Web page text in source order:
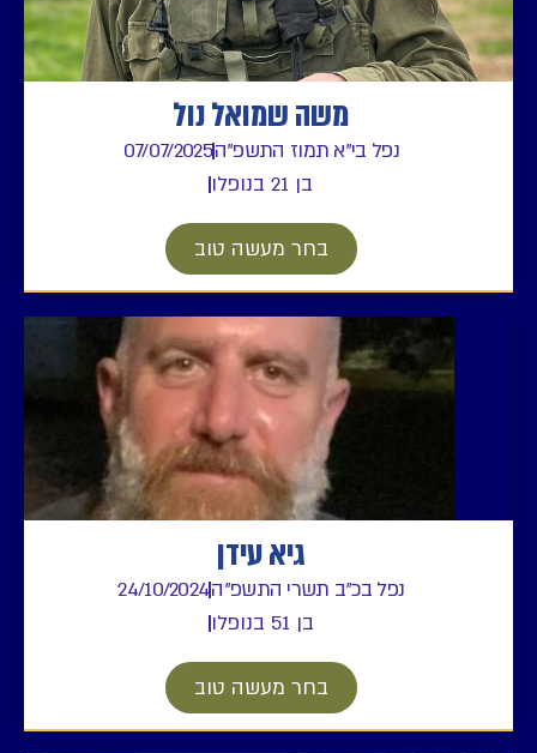
משה שמואל נול
נפל בי"א תמוז התשפ"ה 07/07/2025
בחר מעשה טוב
גיא עידן
נפל בכ"ב תשרי התשפ"ה 24/10/2024
בחר מעשה טוב